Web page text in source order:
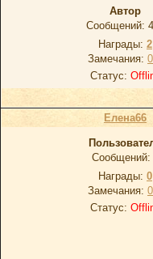
Автор
Сообщений:
Награды: 2
Замечания:
Статус:
Елена66
Сообщений:
Награды: 0
Замечания:
Статус: